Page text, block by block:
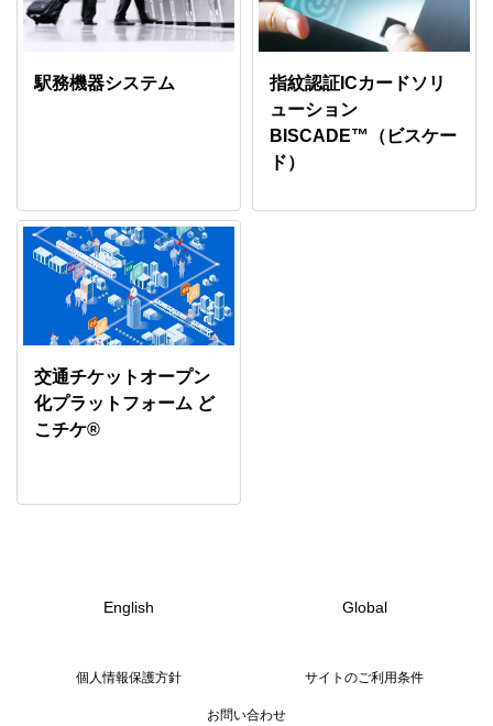
駅務機器システム
指紋認証ICカードソリ
ューション
BISCADE™（ビスケー
ド）
交通チケットオープン
化プラットフォーム ど
こチケ®
English Global
個人情報保護方針 サイトのご利用条件
お問い合わせ